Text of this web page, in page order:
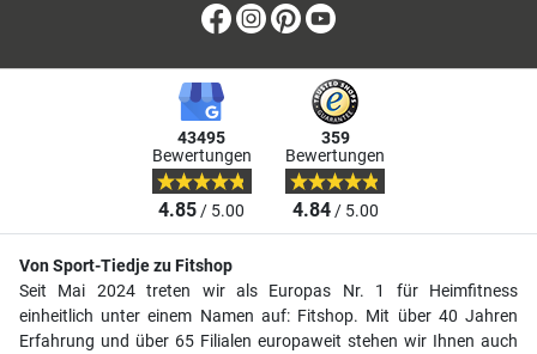
Facebook
Instagram
Pinterest
43495
Bewertungen
4.85/ 5.00
359
Bewertungen
4.84/ 5.00
Von Sport-Tiedje zu Fitshop
Seit Mai 2024 treten wir als Europas Nr. 1 für Heimfitness
einheitlich unter einem Namen auf: Fitshop. Mit über 40 Jahren
Erfahrung und über 65 Filialen europaweit stehen wir Ihnen auch